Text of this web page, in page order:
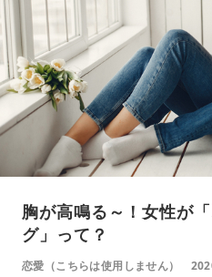
胸が高鳴る～！女性が
グ」って？
恋愛（こちらは使用しません）